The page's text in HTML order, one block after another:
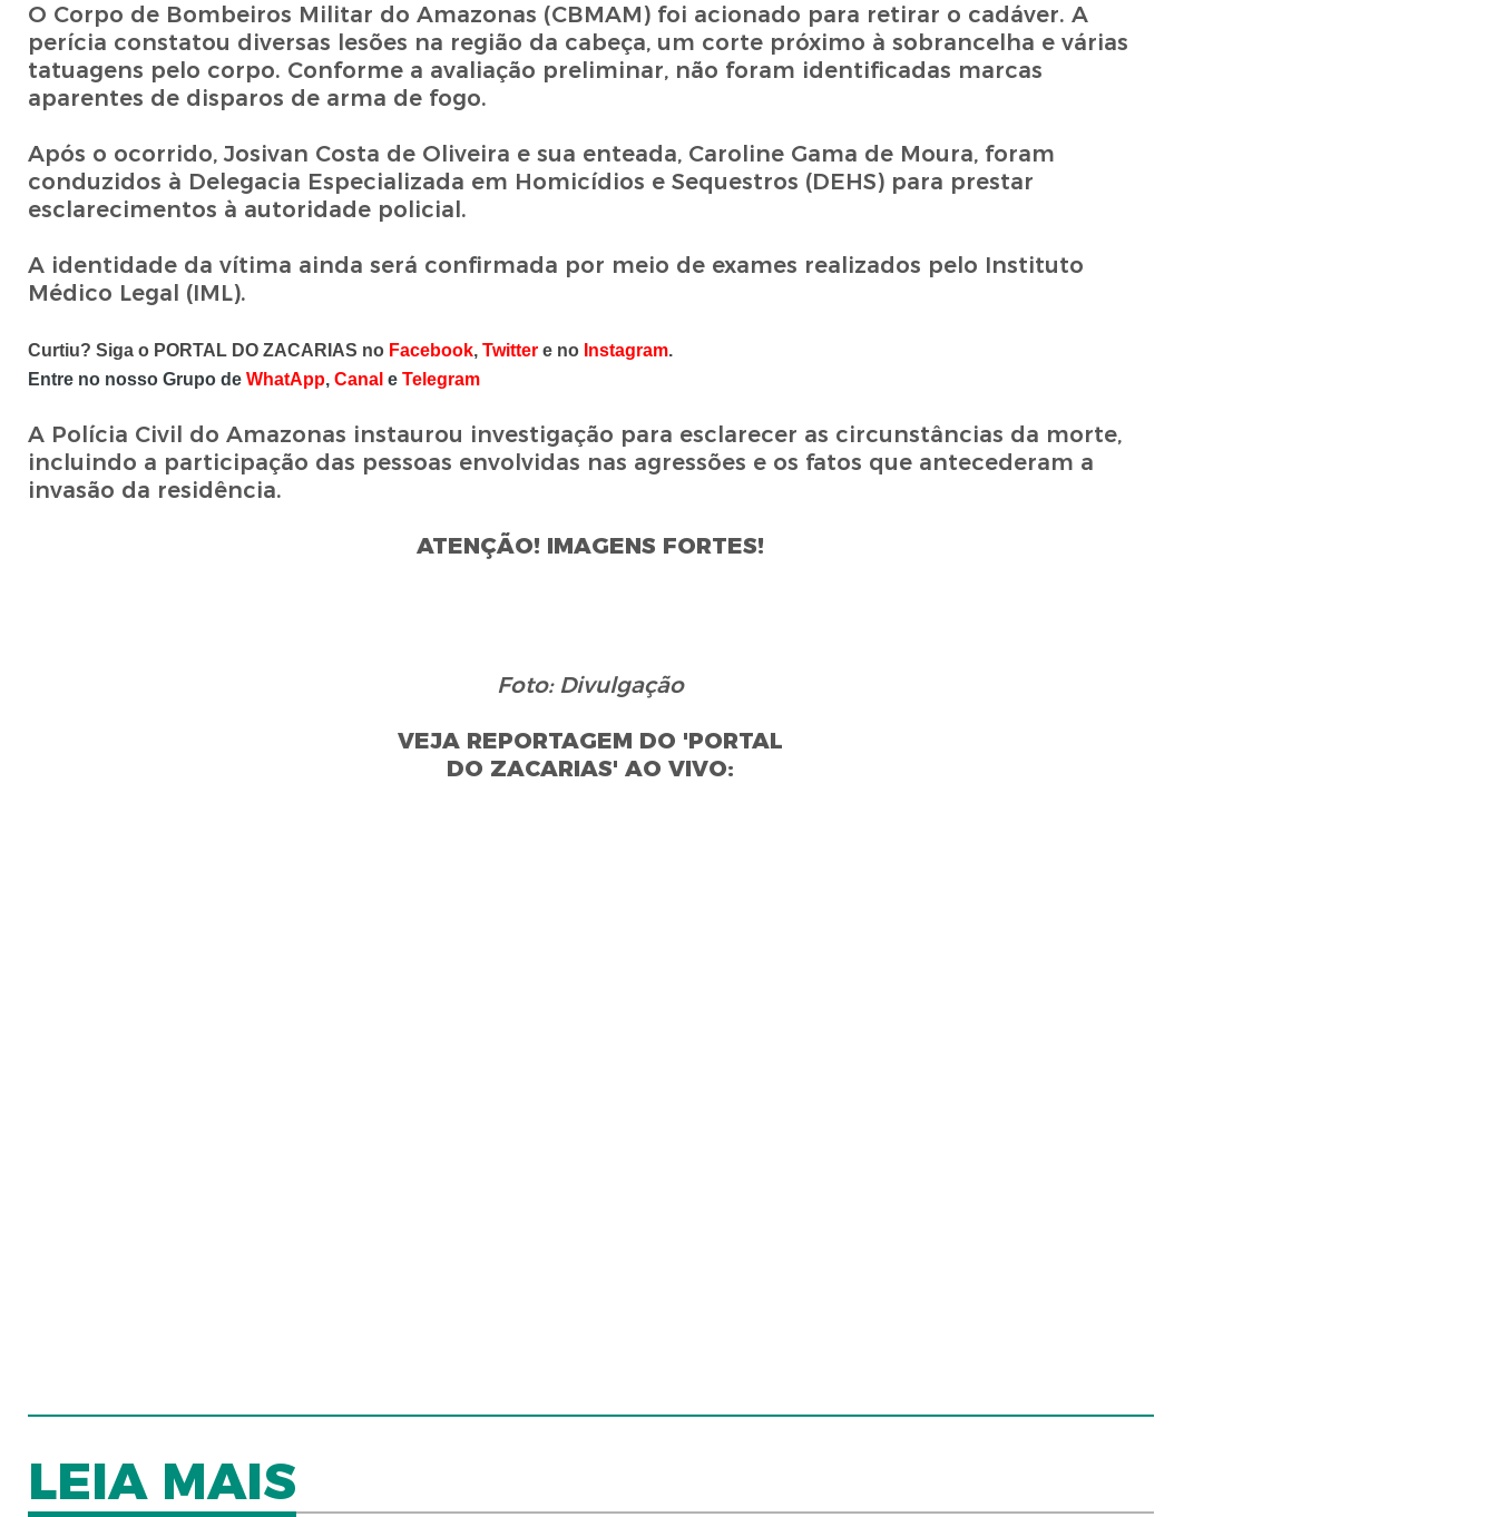
O Corpo de Bombeiros Militar do Amazonas (CBMAM) foi acionado para retirar o cadáver. A
perícia constatou diversas lesões na região da cabeça, um corte próximo à sobrancelha e várias
tatuagens pelo corpo. Conforme a avaliação preliminar, não foram identificadas marcas
aparentes de disparos de arma de fogo.
Após o ocorrido, Josivan Costa de Oliveira e sua enteada, Caroline Gama de Moura, foram
conduzidos à Delegacia Especializada em Homicídios e Sequestros (DEHS) para prestar
esclarecimentos à autoridade policial.
A identidade da vítima ainda será confirmada por meio de exames realizados pelo Instituto
Médico Legal (IML).
Curtiu? Siga o PORTAL DO ZACARIAS no Facebook, Twittere no Instagram.
Entre no nosso Grupo de WhatApp, Canal e Telegram
A Polícia Civil do Amazonas instaurou investigação para esclarecer as circunstâncias da morte,
incluindo a participação das pessoas envolvidas nas agressões e os fatos que antecederam a
invasão da residência.
ATENÇÃO! IMAGENS FORTES!
Foto: Divulgação
VEJA REPORTAGEM DO 'PORTAL
DO ZACARIAS' AO VIVO:
LEIA MAIS